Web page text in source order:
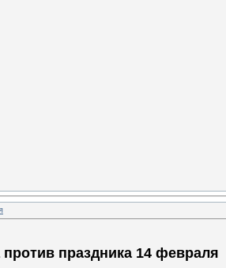
праздника 14 февраля